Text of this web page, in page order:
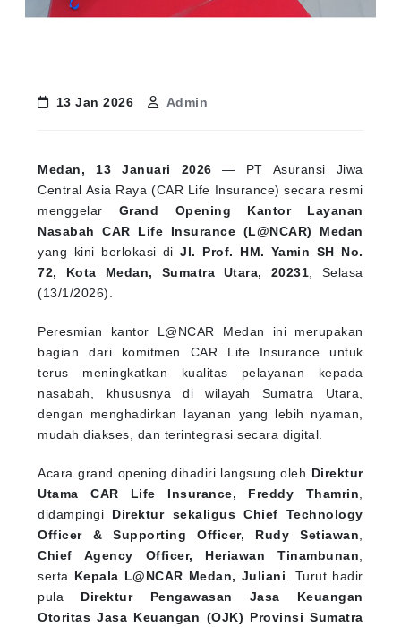
13 Jan 2026 Admin
Medan, 13 Januari 2026 — PT Asuransi Jiwa
Central Asia Raya (CAR Life Insurance) secara resmi
menggelar Grand Opening Kantor Layanan
Nasabah CAR Life Insurance (L@NCAR) Medan
yang kini berlokasi di
Jl. Prof. HM. Yamin SH No.
72, Kota Medan, Sumatra Utara, 20231
, Selasa
(13/1/2026).
Peresmian kantor L@NCAR Medan ini merupakan
bagian dari komitmen CAR Life Insurance untuk
terus meningkatkan kualitas pelayanan kepada
nasabah, khususnya di wilayah Sumatra Utara,
dengan menghadirkan layanan yang lebih nyaman,
mudah diakses, dan terintegrasi secara digital.
Acara grand opening dihadiri langsung oleh Direktur
Utama CAR Life Insurance, Freddy Thamrin
didampingi Direktur sekaligus Chief Technology
Officer & Supporting Officer, Rudy Setiawan
Chief Agency Officer, Heriawan Tinambunan
serta Kepala L@NCAR Medan, Juliani . Turut hadir
pula Direktur Pengawasan Jasa Keuangan
Otoritas Jasa Keuangan (OJK) Provinsi Sumatra